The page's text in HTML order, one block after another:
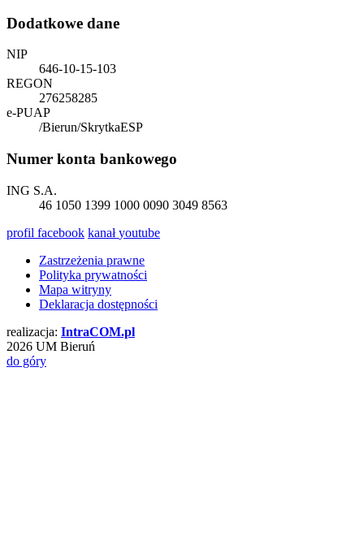
Dodatkowe dane
NIP
646-10-15-103
REGON
276258285
e-PUAP
/Bierun/SkrytkaESP
Numer konta bankowego
ING S.A.
46 1050 1399 1000 0090 3049 8563
profil facebook kanałyoutube
Zastrzeżenia prawne
Polityka prywatności
Mapa witryny
Deklaracja dostępności
realizacja: IntraCOM.pl
2026 UM Bieruń
do góry